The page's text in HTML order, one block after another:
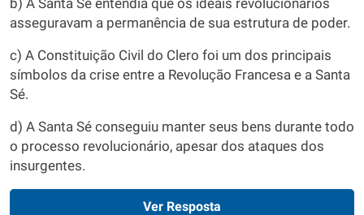
b) A Santa Sé entendia que os ideais revolucionários
asseguravam a permanência de sua estrutura de poder.
c) A Constituição Civil do Clero foi um dos principais
símbolos da crise entre a Revolução Francesa e a Santa
Sé.
d) A Santa Sé conseguiu manter seus bens durante todo
o processo revolucionário, apesar dos ataques dos
insurgentes.
Ver Resposta